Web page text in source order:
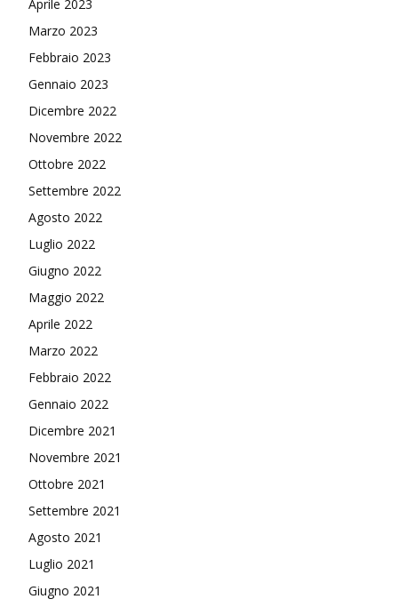
Aprile 2023
Marzo 2023
Febbraio 2023
Gennaio 2023
Dicembre 2022
Novembre 2022
Ottobre 2022
Settembre 2022
Agosto 2022
Luglio 2022
Giugno 2022
Maggio 2022
Aprile 2022
Marzo 2022
Febbraio 2022
Gennaio 2022
Dicembre 2021
Novembre 2021
Ottobre 2021
Settembre 2021
Agosto 2021
Luglio 2021
Giugno 2021